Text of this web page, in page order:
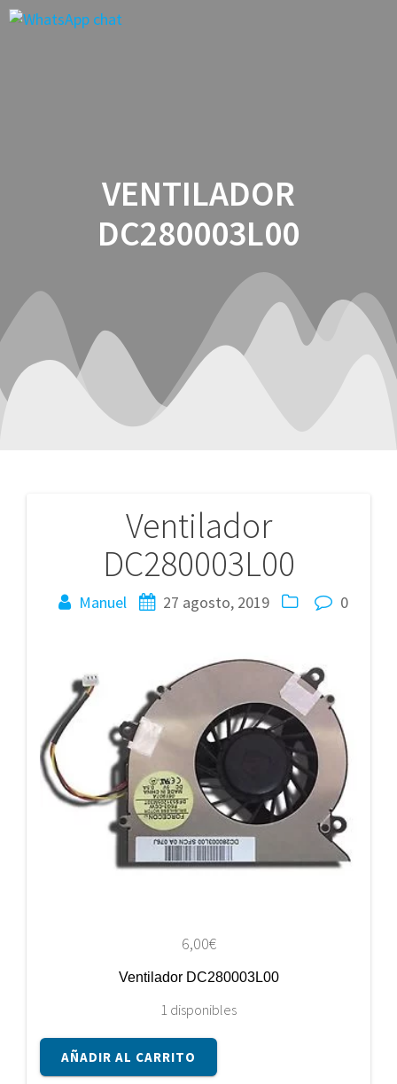
VENTILADOR
DC280003L00
Ventilador
DC280003L00
Manuel 27 agosto, 2019 0
6,00€
Ventilador DC280003L00
1 disponibles
Ventilador
DC280003L00
AÑADIR AL CARRITO
Navegación
entradas